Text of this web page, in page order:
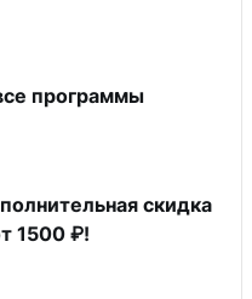
программы
скидка
1500 ₽!